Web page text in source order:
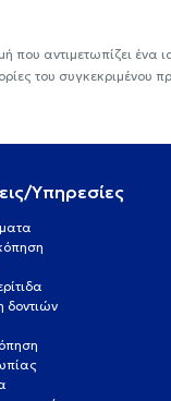
αντιμετωπίζει ένα
του
Υπηρεσίες
δοντιών